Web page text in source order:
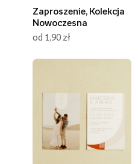
Zaproszenie, Kolekcja
Nowoczesna
od 1,90 zł